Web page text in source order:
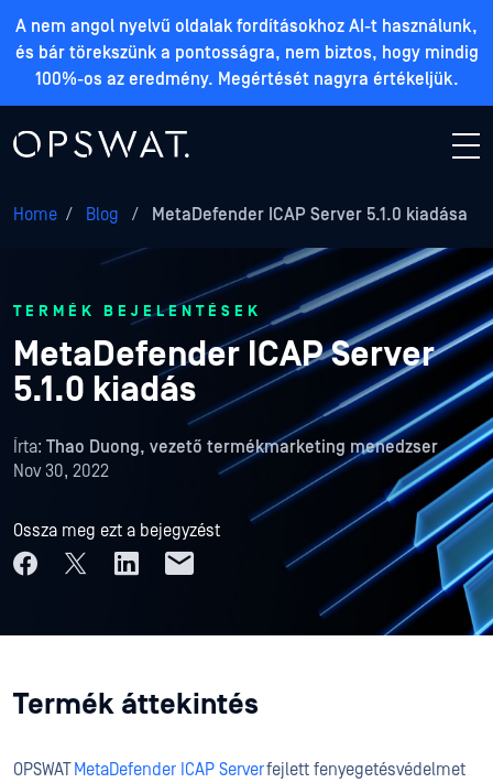
A nem angol nyelvű oldalak fordításokhoz AI-t használunk,
és bár törekszünk a pontosságra, nem biztos, hogy mindig
100%-os az eredmény. Megértését nagyra értékeljük.
Home / Blog / MetaDefender ICAP Server 5.1.0 kiadása
TERMÉK BEJELENTÉSEK
MetaDefender ICAP Server
5.1.0 kiadás
Írta: Thao Duong, vezető termékmarketing menedzser
Nov 30, 2022
Ossza meg ezt a bejegyzést
Termék áttekintés
OPSWAT MetaDefender ICAP Serverfejlett fenyegetésvédelmet